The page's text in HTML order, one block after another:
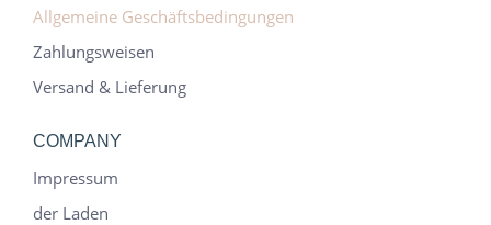
Allgemeine Geschäftsbedingungen
Zahlungsweisen
Versand & Lieferung
COMPANY
Impressum
der Laden